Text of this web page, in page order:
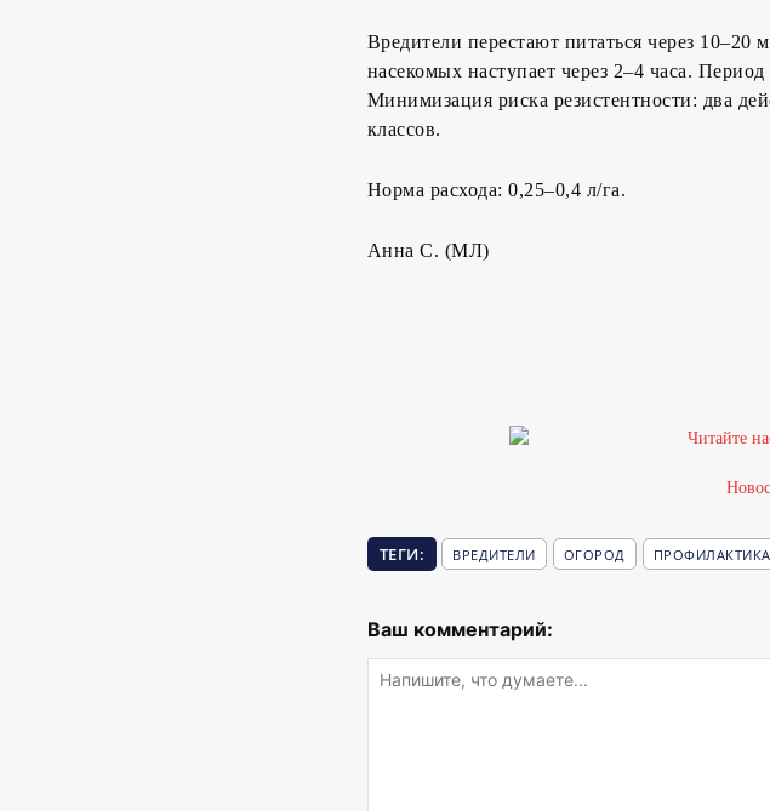
Вредители перестают питаться через 10–20
насекомых наступает через 2–4 часа.
Минимизация риска резистентности: два
классов.
Норма расхода: 0,25–0,4 л/га.
Анна С. (МЛ)
ТЕГИ: ВРЕДИТЕЛИ ОГОРОД ПРОФИЛАКТИКА
Ваш комментарий: